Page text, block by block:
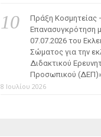
Πράξη Κοσμητείας
Επανασυγκρότηση
07.07.2026 του
Σώματος για την
Διδακτικού
Προσωπικού (ΔΕΠ)»
8 Ιουλίου 2026